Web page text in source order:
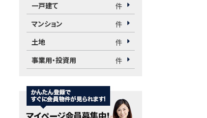
一戸建て
件
マンション
件
土地
件
事業用・投資用
件